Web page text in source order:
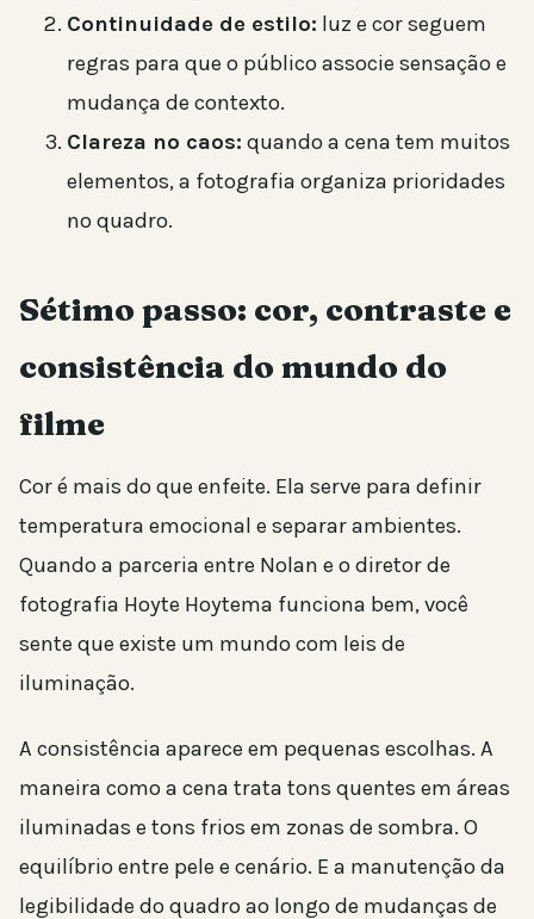
Continuidade de estilo: luz e cor seguem
regras para que o público associe sensação e
mudança de contexto.
Clareza no caos: quando a cena tem muitos
elementos, a fotografia organiza prioridades
no quadro.
Sétimo passo: cor, contraste e
consistência do mundo do
filme
Cor é mais do que enfeite. Ela serve para definir
temperatura emocional e separar ambientes.
Quando a parceria entre Nolan e o diretor de
fotografia Hoyte Hoytema funciona bem, você
sente que existe um mundo com leis de
iluminação.
A consistência aparece em pequenas escolhas. A
maneira como a cena trata tons quentes em áreas
iluminadas e tons frios em zonas de sombra. O
equilíbrio entre pele e cenário. E a manutenção da
legibilidade do quadro ao longo de mudanças de